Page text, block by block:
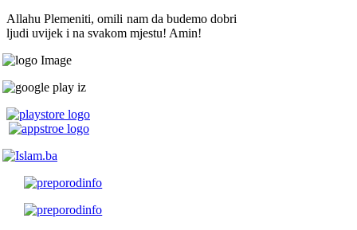
Allahu Plemeniti, omili nam da budemo dobri
ljudi uvijek i na svakom mjestu! Amin!